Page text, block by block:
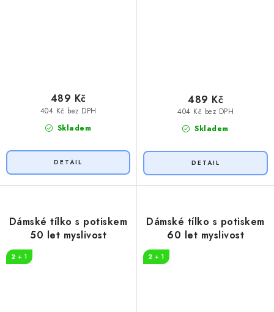
Skladem
404 Kč bez DPH
489 Kč
Skladem
404 Kč bez DPH
489 Kč
Dámské tílko s potiskem
50 let myslivost
2 + 1
Dámské tílko s potiskem
60 let myslivost
2 + 1